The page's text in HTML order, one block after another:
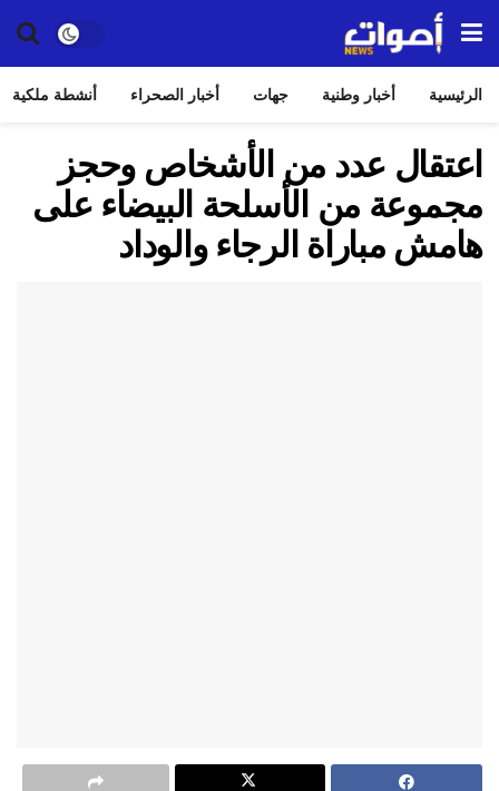
الرئيسية أخبار وطنية جهات أخبار الصحراء أنشطة ملكية
اعتقال عدد من الأشخاص وحجز
مجموعة من الأسلحة البيضاء على
هامش مباراة الرجاء والوداد